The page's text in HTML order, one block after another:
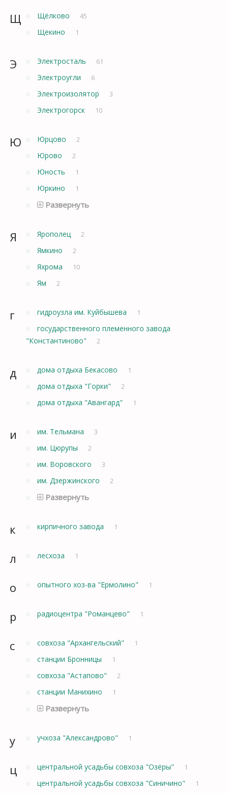
Щ Щёлково 45
Щекино 1
Э Электросталь 61
Электроугли 6
Электроизолятор 3
Электрогорск 10
Ю Юрцово 2
Юрово 2
Юность 1
Юркино 1
Развернуть
Я Ярополец 2
Ямкино 2
Яхрома 10
Ям 2
г гидроузла им. Куйбышева 1
государственного племенного завода
"Константиново"
2
д дома отдыха Бекасово 1
дома отдыха "Горки" 2
дома отдыха "Авангард" 1
и им. Тельмана 3
им. Цюрупы 2
им. Воровского 3
им. Дзержинского 2
Развернуть
к кирпичного завода 1
л лесхоза 1
о опытного хоз-ва "Ермолино" 1
р радиоцентра "Романцево" 1
с совхоза "Архангельский" 1
станции Бронницы 1
совхоза "Астапово" 2
станции Манихино 1
Развернуть
у учхоза "Александрово" 1
ц центральной усадьбы совхоза "Озёры" 1
центральной усадьбы совхоза "Синичино" 1